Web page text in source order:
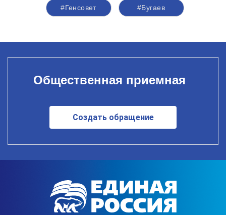
#Генсовет #Бугаев
Общественная приемная
Создать обращение